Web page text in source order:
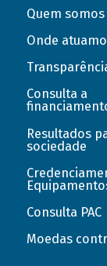
Quem somos
Onde
Consulta a
Resultados
sociedade
Consulta PAC
Moedas